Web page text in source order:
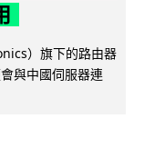
）旗下的路由器
與中國伺服器連